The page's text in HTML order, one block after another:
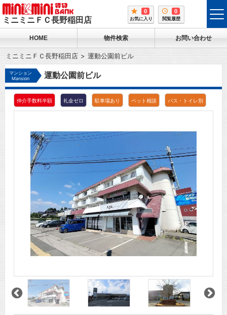
ミニミニＦＣ長野稲田店
0
お気に入り
0
閲覧履歴
HOME 物件検索 お問い合わせ
ミニミニＦＣ長野稲田店 運動公園前ビル
マンション
Mansion
運動公園前ビル
仲介手数料半額 礼金ゼロ 駐車場あり ペット相談 バス・トイレ別